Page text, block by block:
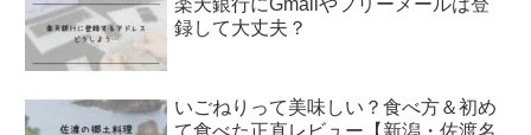
楽天銀行にGmailやフリーメールは登
録して大丈夫？
いごねりって美味しい？食べ方＆初め
て食べた正直レビュー【新潟・佐渡名